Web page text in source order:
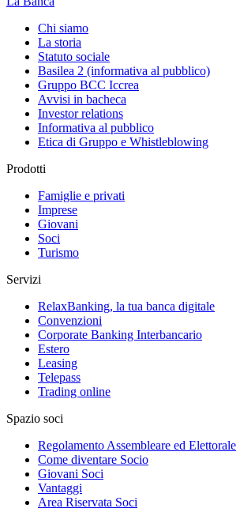
Chi siamo
La storia
Statuto sociale
Basilea 2 (informativa al pubblico)
Gruppo BCC Iccrea
Avvisi in bacheca
Investor relations
Informativa al pubblico
Etica di Gruppo e Whistleblowing
Prodotti
Famiglie e privati
Imprese
Giovani
Soci
Turismo
Servizi
RelaxBanking, la tua banca digitale
Convenzioni
Corporate Banking Interbancario
Estero
Leasing
Telepass
Trading online
Spazio soci
Regolamento Assembleare ed Elettorale
Come diventare Socio
Giovani Soci
Vantaggi
Area Riservata Soci